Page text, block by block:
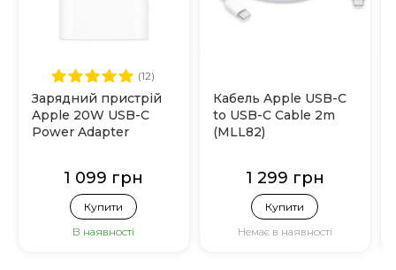
(12)
Зарядний пристрій
Apple 20W USB-C
Power Adapter
1 099 грн
Купити
В наявності
Кабель Apple USB-C
to USB-C Cable 2m
(MLL82)
1 299 грн
Купити
Немає в наявності